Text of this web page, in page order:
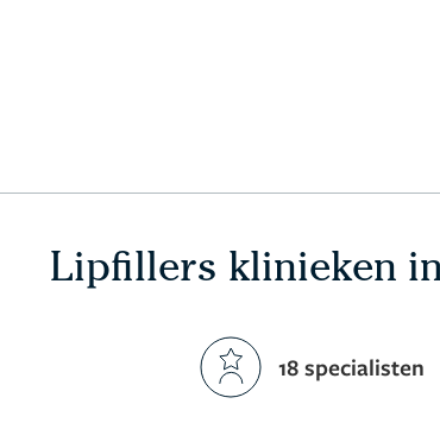
Lipfillers klinieken
18 specialisten